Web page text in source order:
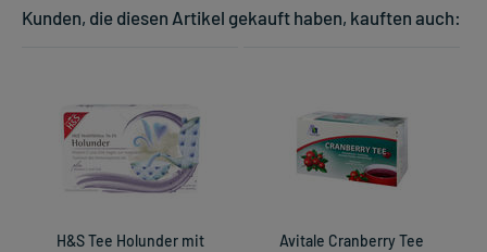
Kunden, die diesen Artikel gekauft haben, kauften auch:
H&S Tee Holunder mit
Avitale Cranberry Tee